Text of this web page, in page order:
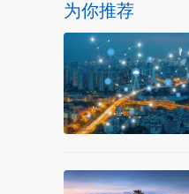
为你推荐